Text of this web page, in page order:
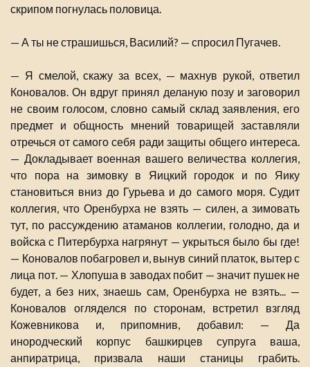
скрипом погнулась половица.
— А ты не страшишься, Василий? — спросил Пугачев.
— Я смелой, скажу за всех, — махнув рукой, ответил
Коновалов. Он вдруг принял деланую позу и заговорил
не своим голосом, словно самый склад заявления, его
предмет и общность мнений товарищей заставляли
отречься от самого себя ради защиты общего интереса.
— Докладывает военная вашего величества коллегия,
что пора на зимовку в Яицкий городок и по Яику
становиться вниз до Гурьева и до самого моря. Судит
коллегия, что Оренбурха не взять — силен, а зимовать
тут, по рассуждению атаманов коллегии, голодно, да и
войска с Питербурха нагрянут — укрыться было бы где!
— Коновалов побагровел и, вынув синий платок, вытер с
лица пот. — Хлопуша в заводах побит — значит пушек не
будет, а без них, знаешь сам, Оренбурха не взять... —
Коновалов огляделся по сторонам, встретил взгляд
Кожевникова и, припомнив, добавил: — Да
инородческий корпус башкирцев супруга ваша,
анпиратрица, призвала наши станицы грабить.